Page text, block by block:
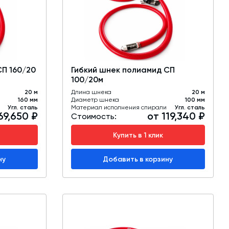
Автоматизированные системы управления
(АСУ ТП) любой сложности
Подбор и поставка комплектующих под
Экспертиза промышленной безопасности
Технический аудит бетонных заводов и
производств
Проектирование технологических
линий,промышленных зданий и сооружений
160/20
20 м
160 мм
Угл. сталь
₽
Гибкий шнек полиамид СП
100/20м
Длина шнека
20 м
Диаметр шнека
100 мм
Материал исполнения спирали
Угл. сталь
Стоимость: от 119,340 ₽
Купить в 1 клик
Добавить в корзину